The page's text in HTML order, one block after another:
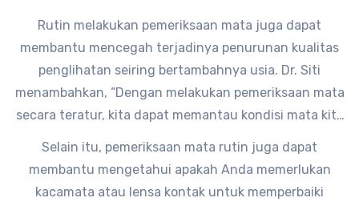
Rutin melakukan pemeriksaan mata juga dapat
membantu mencegah terjadinya penurunan kualitas
penglihatan seiring bertambahnya usia. Dr. Siti
menambahkan, “Dengan melakukan pemeriksaan mata
secara teratur, kita dapat memantau kondisi mata kita
diperlukan untuk menjaga kesehatan mata kita.”
Selain itu, pemeriksaan mata rutin juga dapat
membantu mengetahui apakah Anda memerlukan
kacamata atau lensa kontak untuk memperbaiki